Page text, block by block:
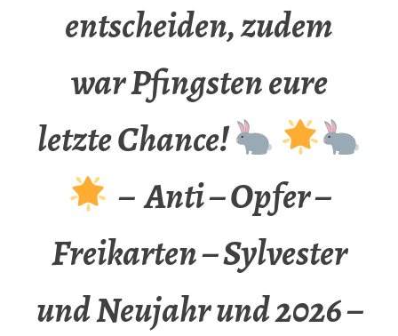
entscheiden, zudem
war Pfingsten eure
letzte Chance!
– Anti – Opfer –
Freikarten – Sylvester
und Neujahr und 2026 –